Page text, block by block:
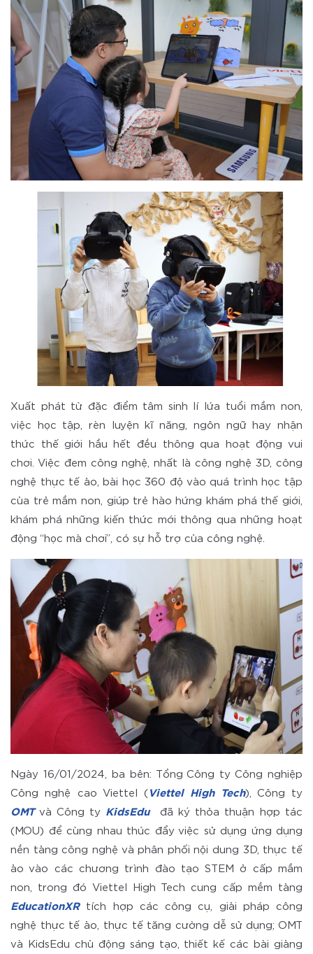
Xuất phát từ đặc điểm tâm sinh lí lứa tuổi mầm non,
việc học tập, rèn luyện kĩ năng, ngôn ngữ hay nhận
thức thế giới hầu hết đều thông qua hoạt động vui
chơi. Việc đem công nghệ, nhất là công nghệ 3D, công
nghệ thực tế ảo, bài học 360 độ vào quá trình học tập
của trẻ mầm non, giúp trẻ hào hứng khám phá thế giới,
khám phá những kiến thức mới thông qua những hoạt
động “học mà chơi”, có sự hỗ trợ của công nghệ.
Ngày 16/01/2024, ba bên: Tổng Công ty Công nghiệp
Công nghệ cao Viettel ( Viettel High Tech), Công ty
OMTvà Công ty KidsEduđã ký thỏa thuận hợp tác
(MOU) để cùng nhau thúc đẩy việc sử dụng ứng dụng
nền tảng công nghệ và phân phối nội dung 3D, thực tế
ảo vào các chương trình đào tạo STEM ở cấp mầm
non, trong đó Viettel High Tech cung cấp mềm tảng
EducationXRtích hợp các công cụ, giải pháp công
nghệ thực tế ảo, thực tế tăng cường dễ sử dụng; OMT
và KidsEdu chủ động sáng tạo, thiết kế các bài giảng